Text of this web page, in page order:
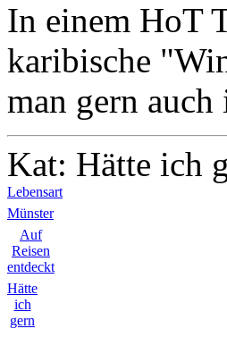
In einem HoT
karibische
man gern
Kat: Hätte ich
Lebensart
Münster
Auf
Reisen
entdeckt
Hätte
ich
gern